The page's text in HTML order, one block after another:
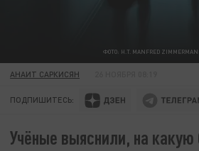
ФОТО: H.T. MANFRED
АНАИТ САРКИСЯН
ПОДПИШИТЕСЬ:
Учёные выяснили, на какую